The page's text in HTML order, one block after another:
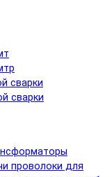
сварки
сварки
проволоки для